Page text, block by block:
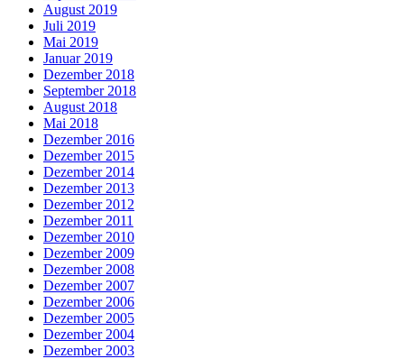
August 2019
Juli 2019
Mai 2019
Januar 2019
Dezember 2018
September 2018
August 2018
Mai 2018
Dezember 2016
Dezember 2015
Dezember 2014
Dezember 2013
Dezember 2012
Dezember 2011
Dezember 2010
Dezember 2009
Dezember 2008
Dezember 2007
Dezember 2006
Dezember 2005
Dezember 2004
Dezember 2003